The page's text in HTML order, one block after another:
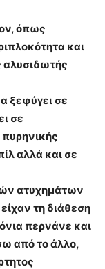
όπως
και
αλυσιδωτής
ξεφύγει σε
σε
αλλά και σε
ατυχημάτων
τη διάθεση
περνάνε και
από το άλλο,